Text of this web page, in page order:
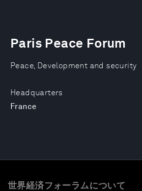
Headquarters
France
Paris Peace Forum
Peace, Development and security
世界経済フォーラムについて